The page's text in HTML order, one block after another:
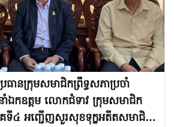
ានក្រុមសមាជិកព្រឹទ្ធសភាប្រចាំ
ឯកឧត្តម លោកជំទាវ ក្រុមសមាជិក
គទី៤ អញ្ជើញសួរសុខទុក្ខអតីតសមាជិក